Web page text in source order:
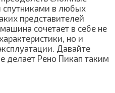
в любых
представителей
сочетает в себе не
но и
Давайте
делает Рено Пикап таким